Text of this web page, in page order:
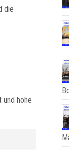
die
und hohe